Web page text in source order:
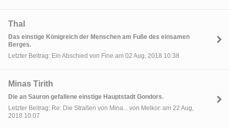
Thal
Das einstige Königreich der Menschen am Fuße des einsamen
Berges.
Letzter Beitrag: Ein Abschied von Fine am 02 Aug, 2018 10:38
Minas Tirith
Die an Sauron gefallene einstige Hauptstadt Gondors.
Letzter Beitrag: Re: Die Straßen von Mina... von Melkor. am 22 Aug,
2018 10:07